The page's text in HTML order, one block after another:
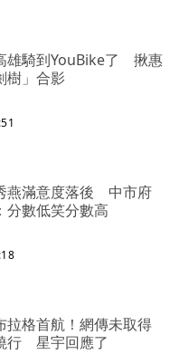
雄騎到YouBike了 揪惠
樹」合影
燕滿意度落後 中市府
分數低笑分數高
拉格首航！網傳未取得
行 星宇回應了